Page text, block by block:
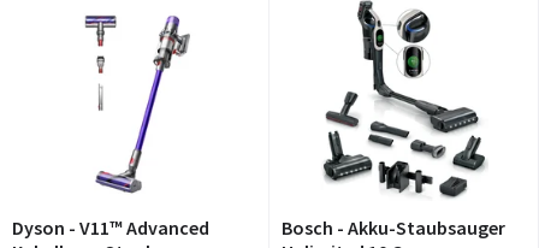
Dyson - V11™ Advanced
Bosch - Akku-Staubsauger